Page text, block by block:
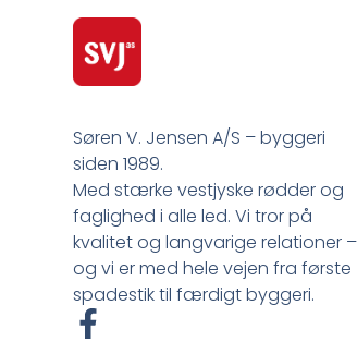
Søren V. Jensen A/S – byggeri
siden 1989.
Med stærke vestjyske rødder og
faglighed i alle led. Vi tror på
kvalitet og langvarige relationer –
og vi er med hele vejen fra første
spadestik til færdigt byggeri.
F